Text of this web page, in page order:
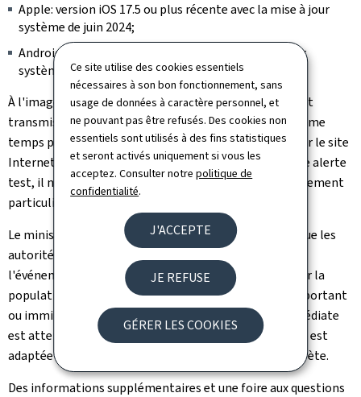
Ce site utilise des cookies essentiels
nécessaires à son bon fonctionnement, sans
usage de données à caractère personnel, et
ne pouvant pas être refusés. Des cookies non
essentiels sont utilisés à des fins statistiques
et seront activés uniquement si vous les
acceptez. Consulter notrepolitique de
confidentialité.
J'ACCEPTE
JE REFUSE
GÉRER LES COOKIES
Apple: version iOS 17.5 ou plus récente avec la mise à jour
système de juin 2024;
Android: Android 11 ou plus récent avec la mise à jour
système du 1er août 2024.
À l'image des tests effectués dans le passé, l'alerte test
transmise via la diffusion cellulaire sera diffusée en même
temps par l'application mobile "LU-Alert" ainsi que par le site
Internet
www.lu-alert.lu. Étant donné qu'il s'agit d'une alerte
test, il n'y a pas lieu de réagir ou d'adopter un comportement
particulier.
Le ministère des Affaires intérieures tient à rappeler que les
autorités publiques utilisent ce canal d'alerte lorsque
l'événement sur lequel il y a lieu d'alerter ou d'informer la
population est susceptible de présenter un danger important
ou imminent pour la population et qu'une action immédiate
est attendue d'eux. Spécifiquement l'alerte silencieuse est
adaptée à des situations qui requièrent une alerte discrète.
Des informations supplémentaires et une foire aux questions